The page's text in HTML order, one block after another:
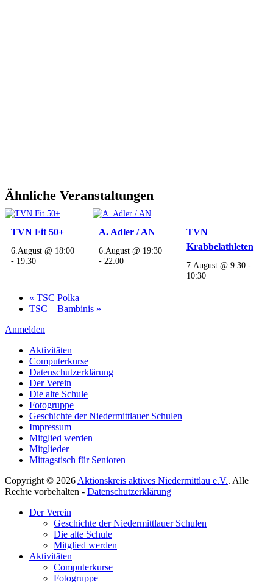
Ähnliche Veranstaltungen
TVN Fit 50+
6.August @ 18:00
- 19:30
A. Adler / AN
6.August @ 19:30
-22:00
TVN
Krabbelathleten
7.August @ 9:30 -
10:30
« TSC Polka
TSC – Bambinis »
Anmelden
Aktivitäten
Computerkurse
Datenschutzerklärung
Der Verein
Die alte Schule
Fotogruppe
Geschichte der Niedermittlauer Schulen
Impressum
Mitglied werden
Mitglieder
Mittagstisch für Senioren
Copyright © 2026 Aktionskreis aktives Niedermittlau e.V.. Alle
Rechte vorbehalten - Datenschutzerklärung
scrollenDer Verein
Geschichte der Niedermittlauer Schulen
Die alte Schule
Mitglied werden
Aktivitäten
Computerkurse
Fotogruppe